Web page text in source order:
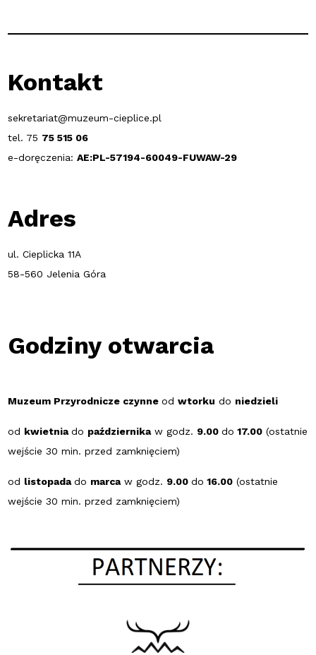
Kontakt
sekretariat@muzeum-cieplice.pl
tel. 75 75 515 06
e-doręczenia:AE:PL-57194-60049-FUWAW-29
Adres
ul. Cieplicka 11A
58-560 Jelenia Góra
Godziny otwarcia
Muzeum Przyrodnicze czynneodwtorku do niedzieli
od kwietniado październikaw godz. 9.00do 17.00 (ostatnie
wejście 30 min. przed zamknięciem)
od listopadado marcaw godz. 9.00do 16.00 (ostatnie
wejście 30 min. przed zamknięciem)